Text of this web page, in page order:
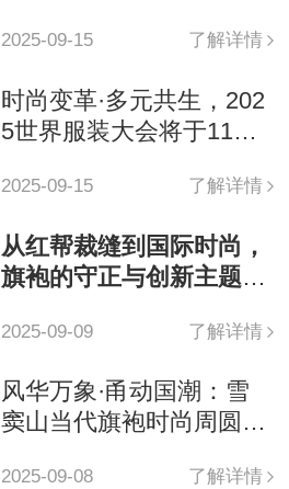
2025-09-15 了解详情
时尚变革·多元共生，202
5世界服装大会将于11月
2025-09-15 了解详情
从红帮裁缝到国际时尚，
旗袍的守正与创新主题论
2025-09-09 了解详情
风华万象·甬动国潮：雪
窦山当代旗袍时尚周圆满
2025-09-08 了解详情